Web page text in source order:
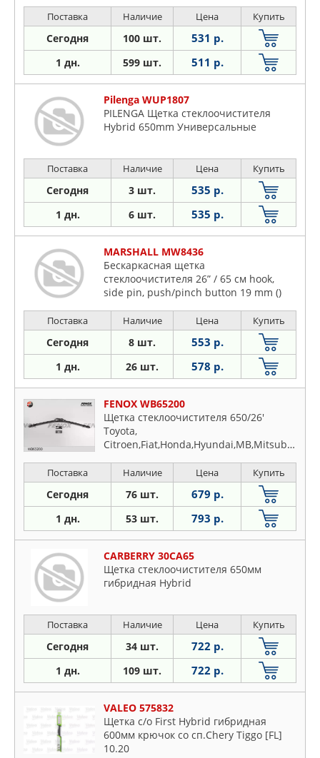
Поставка Наличие Цена Купить
Сегодня 100 шт. 531 р.
1 дн. 599 шт. 511 р.
Pilenga WUP1807
PILENGA Щетка стеклоочистителя
Hybrid 650mm Универсальные
Поставка Наличие Цена Купить
Сегодня 3 шт. 535 р.
1 дн. 6 шт. 535 р.
MARSHALL MW8436
Бескаркасная щетка
стеклоочистителя 26” / 65 см hook,
side pin, push/pinch button 19 mm ()
Поставка Наличие Цена Купить
Сегодня 8 шт. 553 р.
1 дн. 26 шт. 578 р.
FENOX WB65200
Щетка стеклоочистителя 650/26'
Toyota,
Citroen,Fiat,Honda,Hyundai,MB,Mitsubishi,Nissan
Поставка Наличие Цена Купить
Сегодня 76 шт. 679 р.
1 дн. 53 шт. 793 р.
CARBERRY 30CA65
Щетка стеклоочистителя 650мм
гибридная Hybrid
Поставка Наличие Цена Купить
Сегодня 34 шт. 722 р.
1 дн. 109 шт. 722 р.
VALEO 575832
Щетка с/о First Hybrid гибридная
600мм крючок со сп.Chery Tiggo [FL]
10.20